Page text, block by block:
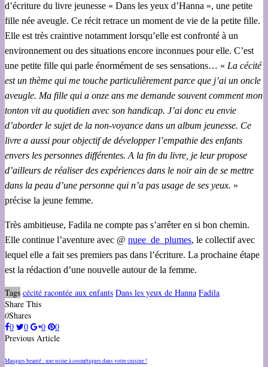
d’écriture du livre jeunesse « Dans les yeux d’Hanna », une petite
fille née aveugle. Ce récit retrace un moment de vie de la petite fille.
Elle est très craintive notamment lorsqu’elle est confronté à un
environnement ou des situations encore inconnues pour elle. C’est
une petite fille qui parle énormément de ses sensations… « La cécité
est un thème qui me touche particulièrement parce que j’ai un oncle
aveugle. Ma fille qui a onze ans me demande souvent comment mon
tonton vit au quotidien avec son handicap. J’ai donc eu envie
d’aborder le sujet de la non-voyance dans un album jeunesse. Ce
livre a aussi pour objectif de développer l’empathie des enfants
envers les personnes différentes. A la fin du livre, je leur propose
d’ailleurs de réaliser des expériences dans le noir ain de se mettre
dans la peau d’une personne qui n’a pas usage de ses yeux. »
précise la jeune femme.
Très ambitieuse, Fadila ne compte pas s’arrêter en si bon chemin.
Elle continue l’aventure avec @ nuee_de_plumes, le collectif avec
lequel elle a fait ses premiers pas dans l’écriture. La prochaine étape
est la rédaction d’une nouvelle autour de la femme.
Tags cécité racontée aux enfants Dans les yeux de Hanna Fadila
Share This
0Shares
0
0 0
0
Previous Article
Masques beauté : une usine à cosmétiques dans votre cuisine !